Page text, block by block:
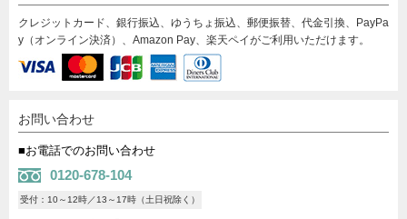
クレジットカード、銀行振込、ゆうちょ振込、郵便振替、代金引換、PayPa
y（オンライン決済）、Amazon Pay、楽天ペイがご利用いただけます。
お問い合わせ
■お電話でのお問い合わせ
0120-678-104
受付：10～12時／13～17時（土日祝除く）